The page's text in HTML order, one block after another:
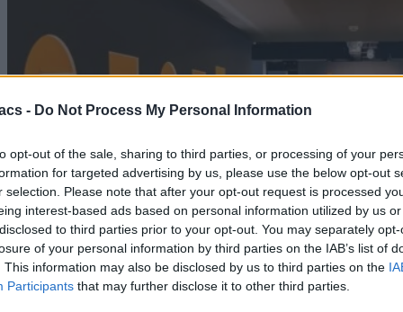
- Do Not Process My Personal Information
opt-out of the sale, sharing to third parties, or processing of your
for targeted advertising by us, please use the below opt-out
selection. Please note that after your opt-out request is processed
interest-based ads based on personal information utilized by us
to third parties prior to your opt-out. You may separately
of your personal information by third parties on the IAB’s list of
This information may also be disclosed by us to third parties on the
Participants that may further disclose it to other third parties.